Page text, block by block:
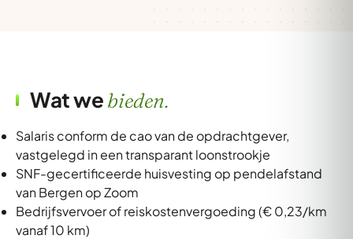
Wat webieden.
Salaris conform de cao van de opdrachtgever,
vastgelegd in een transparant loonstrookje
SNF-gecertificeerde huisvesting op pendelafstand
van Bergen op Zoom
Bedrijfsvervoer of reiskostenvergoeding (€ 0,23/km
vanaf 10 km)